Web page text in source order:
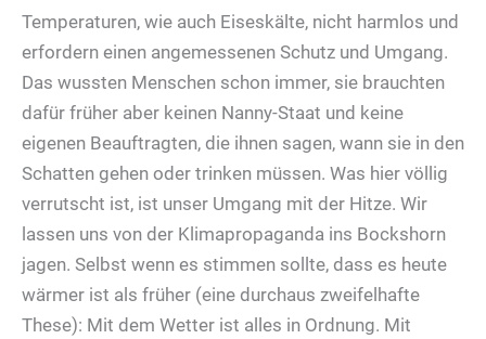
Temperaturen, wie auch Eiseskälte, nicht harmlos und
erfordern einen angemessenen Schutz und Umgang.
Das wussten Menschen schon immer, sie brauchten
dafür früher aber keinen Nanny-Staat und keine
eigenen Beauftragten, die ihnen sagen, wann sie in den
Schatten gehen oder trinken müssen. Was hier völlig
verrutscht ist, ist unser Umgang mit der Hitze. Wir
lassen uns von der Klimapropaganda ins Bockshorn
jagen. Selbst wenn es stimmen sollte, dass es heute
wärmer ist als früher (eine durchaus zweifelhafte
These): Mit dem Wetter ist alles in Ordnung. Mit